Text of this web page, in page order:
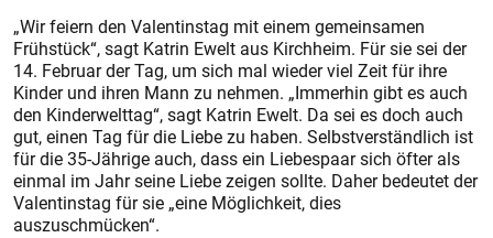
„Wir feiern den Valentinstag mit einem gemeinsamen
Frühstück“, sagt Katrin Ewelt aus Kirchheim. Für sie sei der
14. Februar der Tag, um sich mal wieder viel Zeit für ihre
Kinder und ihren Mann zu nehmen. „Immerhin gibt es auch
den Kinderwelttag“, sagt Katrin Ewelt. Da sei es doch auch
gut, einen Tag für die Liebe zu haben. Selbstverständlich ist
für die 35-Jährige auch, dass ein Liebespaar sich öfter als
einmal im Jahr seine Liebe zeigen sollte. Daher bedeutet der
Valentinstag für sie „eine Möglichkeit, dies
auszuschmücken“.